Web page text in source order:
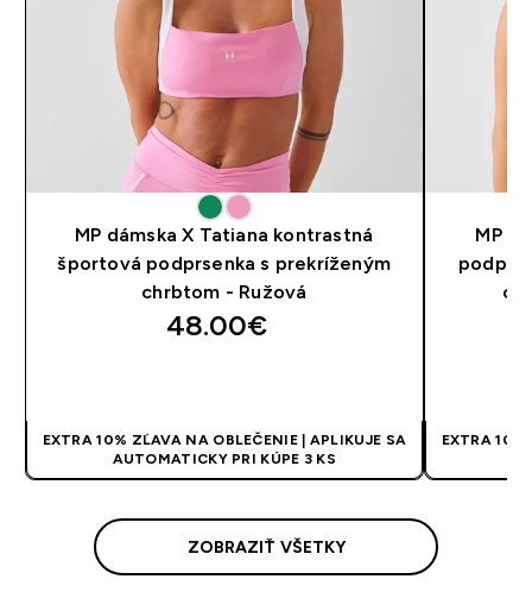
MP dámska X Tatiana kontrastná
športová podprsenka s prekríženým
chrbtom - Ružová
48.00€‎
EXTRA 10% ZĽAVA NA OBLEČENIE | APLIKUJE SA
AUTOMATICKY PRI KÚPE 3 KS
MP
EXTRA
ZOBRAZIŤ VŠETKY